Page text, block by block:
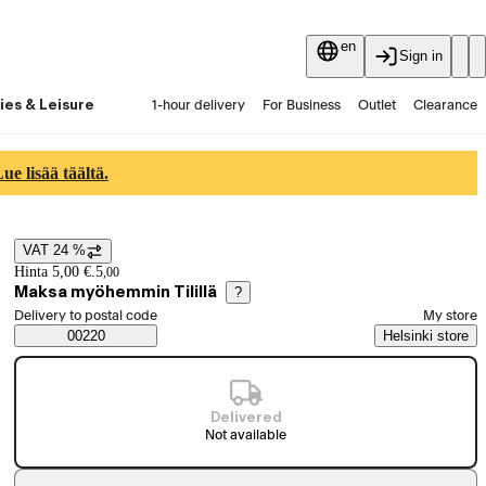
en
Sign in
& Leisure 1-hour delivery For Business Outlet Clearance
lisää täältä.
Price details
VAT 24 %
Hinta 5,00 €.5,00
Maksa myöhemmin Tilillä ?
Saatavuustiedot
Select order method
Delivery to postal code
00220
My store
Helsinki store
Delivered
Not available